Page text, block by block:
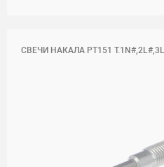
СВЕЧИ НАКАЛА PT151